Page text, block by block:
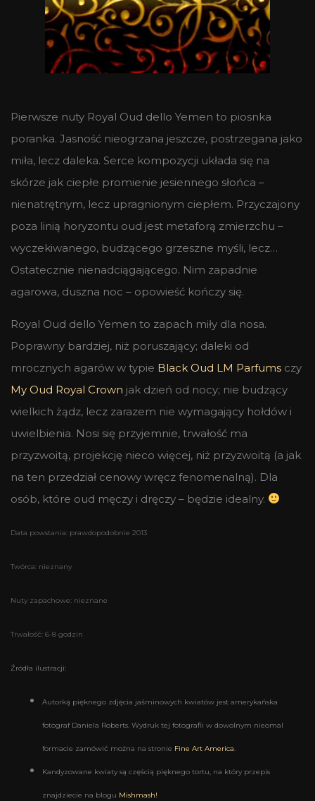
Pierwsze nuty Royal Oud dello Yemen to piosnka
poranka. Jasność nieogrzana jeszcze, postrzegana jako
miła, lecz daleka. Serce kompozycji układa się na
skórze jak ciepłe promienie jesiennego słońca –
nienatrętnym, lecz upragnionym ciepłem. Przyczajony
poza linią horyzontu oud jest metaforą zmierzchu –
wyczekiwanego, budzącego grzeszne myśli, lecz…
Ostatecznie nienadciągającego. Nim zapadnie
agarowa, duszna noc – opowieść kończy się.
Royal Oud dello Yemen to zapach miły dla nosa.
Poprawny bardziej, niż poruszający; daleki od
mrocznych agarów w typie Black Oud LM Parfums czy
My Oud Royal Crown jak dzień od nocy; nie budzący
wielkich żądz, lecz zarazem nie wymagający hołdów i
uwielbienia. Nosi się przyjemnie, trwałość ma
przyzwoitą, projekcję nieco więcej, niż przyzwoitą (a jak
na ten przedział cenowy wręcz fenomenalną). Dla
osób, które oud męczy i dręczy – będzie idealny.
Data powstania: prawdopodobnie 2013
Twórca: nieznany
Nuty zapachowe: nieznane
Trwałość: 6-8 godzin
Źródła ilustracji:
Autorką pięknego zdjęcia jaśminowych kwiatów jest amerykańska
fotograf Daniela Roberts. Wydruk tej fotografii w dowolnym nieomal
formacie zamówić można na stronie Fine Art America.
Kandyzowane kwiaty są częścią pięknego tortu, na który przepis
znajdziecie na blogu Mishmash!